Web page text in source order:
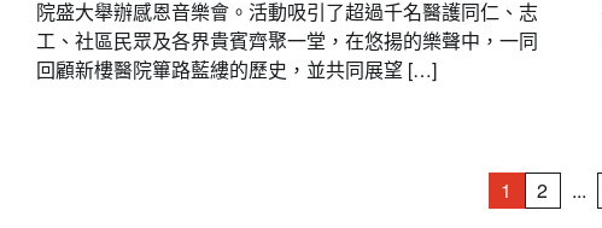
院盛大舉辦感恩音樂會。活動吸引了超過千名醫護同仁、志
工、社區民眾及各界貴賓齊聚一堂，在悠揚的樂聲中，一同
回顧新樓醫院篳路藍縷的歷史，並共同展望 […]
1 2 ...